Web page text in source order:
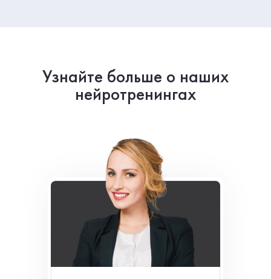
Узнайте больше о наших
нейротренингах